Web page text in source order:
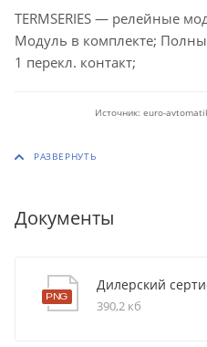
TERMSERIES — релейные
Модуль в комплекте;
1 перекл. контакт;
Источник: euro-
Документы
Дилерский
390,2 кб